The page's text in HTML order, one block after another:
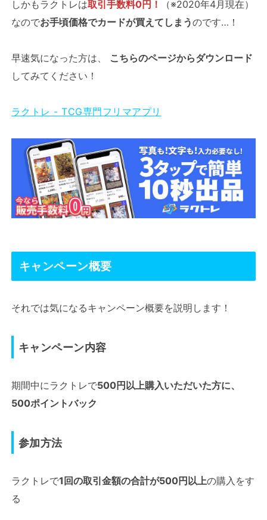
しかもラクトレは取引手数料0円！
（※2020年4月現在）
なのでお手頃価格でカードが買えてしまうのです…！
早速気になった方は、 こちらのページからダウンロード
してみてください！
ラクトレ - TCG専門フリマアプリ
キャンペーン概要
それでは気になるキャンペーン概要を説明します！
キャンペーン内容
期間中にラクトレで500円以上購入いただいた方に、
500ポイントバック
参加方法
ラクトレで1回の取引金額の合計が500円以上の購入をす
る